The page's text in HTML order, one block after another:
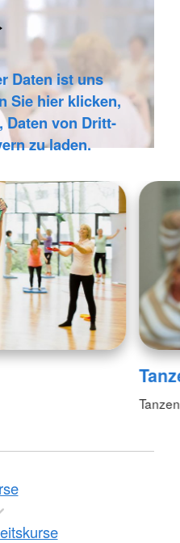
Daten ist uns
Sie hier klicken,
Daten von Dritt-
zu laden.
Tanzen